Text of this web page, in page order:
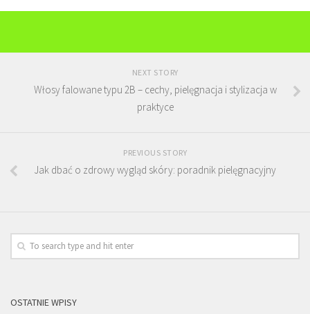
NEXT STORY
Włosy falowane typu 2B – cechy, pielęgnacja i stylizacja w
praktyce
PREVIOUS STORY
Jak dbać o zdrowy wygląd skóry: poradnik pielęgnacyjny
OSTATNIE WPISY